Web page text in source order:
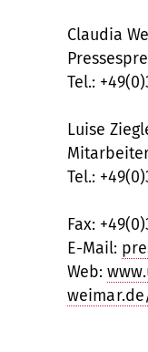
Claudia
Tel.:
Luise
Tel.:
Fax:
E-Mail:
Web: